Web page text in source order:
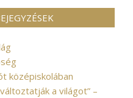
középiskolában
a világot” –